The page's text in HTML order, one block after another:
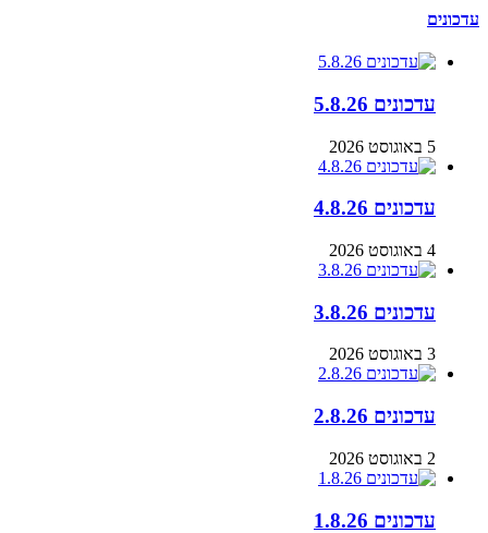
עדכונים
עדכונים 5.8.26
5 באוגוסט 2026
עדכונים 4.8.26
4 באוגוסט 2026
עדכונים 3.8.26
3 באוגוסט 2026
עדכונים 2.8.26
2 באוגוסט 2026
עדכונים 1.8.26